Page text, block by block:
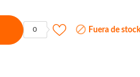
0  Fuera de stock